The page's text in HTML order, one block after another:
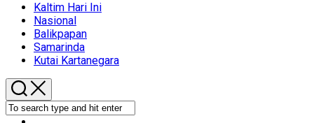
Kaltim Hari Ini
Nasional
Balikpapan
Samarinda
Kutai Kartanegara